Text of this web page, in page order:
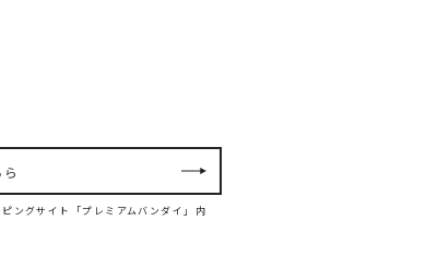
ングサイト「プレミアムバンダイ」内